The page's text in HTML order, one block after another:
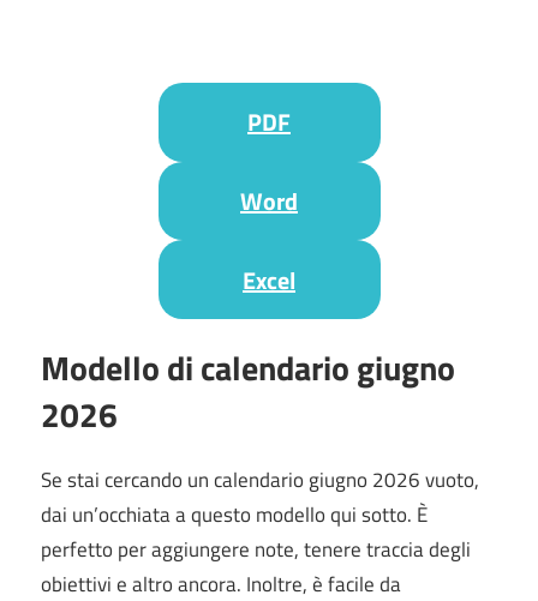
PDF
Word
Excel
Modello di calendario giugno
2026
Se stai cercando un calendario giugno 2026 vuoto,
dai un’occhiata a questo modello qui sotto. È
perfetto per aggiungere note, tenere traccia degli
obiettivi e altro ancora. Inoltre, è facile da